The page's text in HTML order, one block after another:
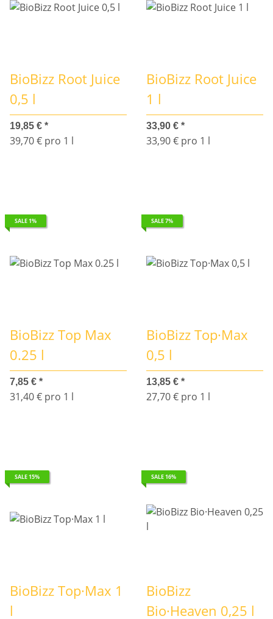
BioBizz Root Juice
0,5 l
19,85 € *
39,70 € pro 1 l
BioBizz Root Juice
1 l
33,90 € *
33,90 € pro 1 l
SALE 1%
BioBizz Top Max
0.25 l
7,85 € *
31,40 € pro 1 l
SALE 7%
BioBizz Top·Max
0,5 l
13,85 € *
27,70 € pro 1 l
SALE 15%
BioBizz Top·Max 1
l
SALE 16%
BioBizz
Bio·Heaven 0,25 l